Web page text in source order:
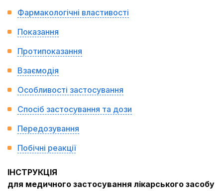
Фармакологічні властивості
Показання
Протипоказання
Взаємодія
Особливості застосування
Спосіб застосування та дози
Передозування
Побічні реакції
ІНСТРУКЦІЯ
для медичного застосування лікарського засобу